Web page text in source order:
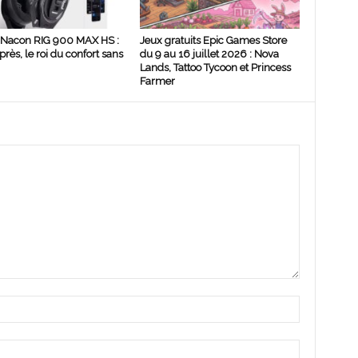
RIG 900 MAX HS :
le roi du confort sans
Jeux gratuits Epic Games Store
du 9 au 16 juillet 2026 : Nova
Lands, Tattoo Tycoon et Princess
Farmer